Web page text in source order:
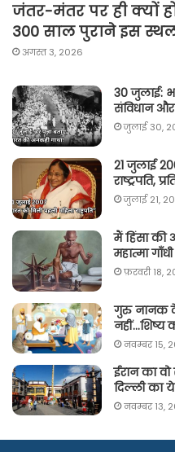
जंतर-मंतर पर ही क्यों
300 साल पुराने इस
अगस्त 3, 2026
30 जुलाई:
संविधान और
जुलाई 30,
21 जुलाई
राष्ट्रपति,
जुलाई 21,
मैं हिंसा की
महात्मा गाँधी
फ़रवरी 18,
गुरु नानक
नहीं…शिष्य
नवम्बर 15,
ईरान का
दिल्ली का
नवम्बर 13,